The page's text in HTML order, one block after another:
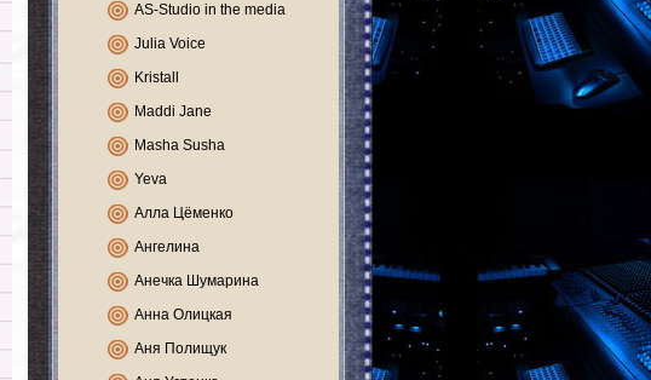
AS-Studio in the media
Julia Voice
Kristall
Maddi Jane
Masha Susha
Yeva
Алла Цёменко
Ангелина
Анечка Шумарина
Анна Олицкая
Аня Полищук